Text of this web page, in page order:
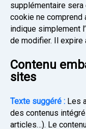
supplémentaire sera
cookie ne comprend
indique simplement
de modifier. Il expire
Contenu
sites
Texte suggéré : Les
des contenus
articles…). Le